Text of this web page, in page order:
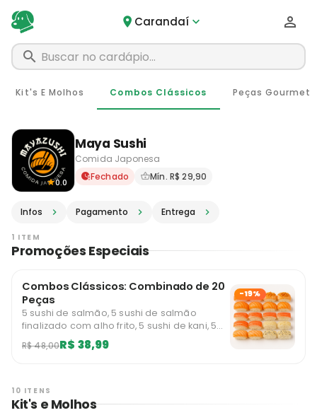
Carandaí
0.0
Maya Sushi
Comida Japonesa
Delivery em Carandaí -
Fechado Mín. R$ 29,90
Infos Pagamento Entrega
Kit's E Molhos Combos Clássicos Peças Gourmet
1 ITEM
Promoções Especiais
Combos Clássicos: Combinado de 20
Peças
5 sushi de salmão, 5 sushi de salmão
finalizado com alho frito, 5 sushi de kani, 5
sushi de kani finalizado com gergelim
(Molhos Vendidos Separadamente)
R$ 48,00R$ 38,99
-19%
10 ITENS
Kit's e Molhos